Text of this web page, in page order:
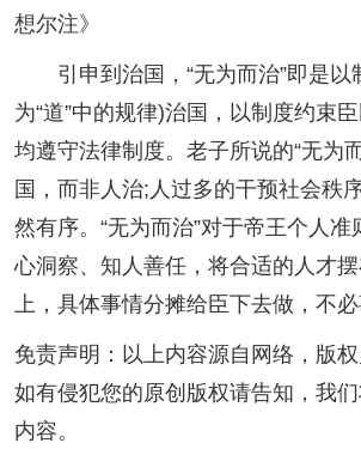
想尔注》
引申到治国，“无为而治”即是以
为“道”中的规律)治国，以制度约束
均遵守法律制度。老子所说的“无为
国，而非人治;人过多的干预社会秩
然有序。“无为而治”对于帝王个人
心洞察、知人善任，将合适的人才
上，具体事情分摊给臣下去做，不必
免责声明：以上内容源自网络，版权
如有侵犯您的原创版权请告知，我
内容。